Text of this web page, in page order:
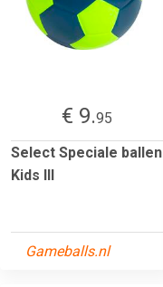
€ 9.95
Select Speciale ballen
Kids III
Gameballs.nl